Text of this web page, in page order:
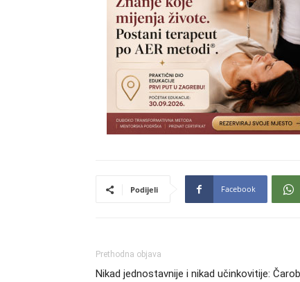
Podijeli Facebook
Prethodna objava
Nikad jednostavnije i nikad učinkovitije: